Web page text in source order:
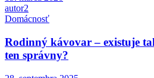
autor2
Domácnosť
Rodinný kávovar – existuje
ten správny?